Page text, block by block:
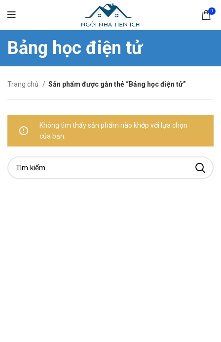
0
Bảng học điện tử
Trang chủ Sản phẩm được gắn thẻ “Bảng học điện tử”
Không tìm thấy sản phẩm nào khớp với lựa chọn
của bạn.